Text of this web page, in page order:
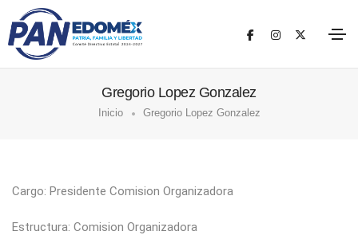
Gregorio Lopez Gonzalez
Inicio Gregorio Lopez Gonzalez
Cargo: Presidente Comision Organizadora
Estructura: Comision Organizadora